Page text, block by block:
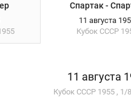
Спартак -
11 августа
Кубок СССР
11 августа
Кубок СССР 1955 , 1/